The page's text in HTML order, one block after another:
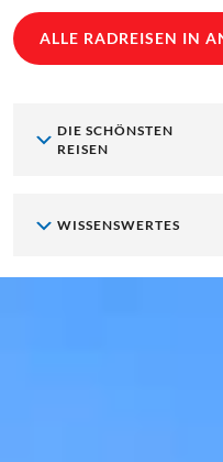
ALLE RADREISEN IN
DIE SCHÖNSTEN
REISEN
WISSENSWERTES